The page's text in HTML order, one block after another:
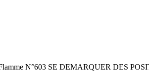
Flamme N°603 SE DEMARQUER DES